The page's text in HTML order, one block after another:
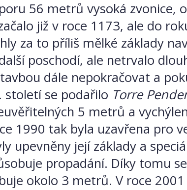
56 metrů vysoká zvonice,
již v roce 1173, ale do
za to příliš mělké základy
poschodí, ale netrvalo
dále nepokračovat a
století se podařilo Torre
5 metrů a
1990 tak byla uzavřena pro
upevněny její základy a
propadání. Díky tomu
okolo 3 metrů. V roce